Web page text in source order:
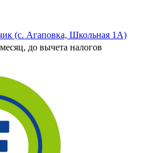
(с. Агаповка, Школьная 1А)
до вычета налогов